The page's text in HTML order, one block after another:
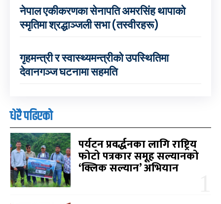
नेपाल एकीकरणका सेनापति अमरसिंह थापाको
स्मृतिमा श्रद्धाञ्जली सभा (तस्वीरहरू)
गृहमन्त्री र स्वास्थ्यमन्त्रीको उपस्थितिमा
देवानगञ्ज घटनामा सहमति
धेरै पढिएको
पर्यटन प्रवर्द्धनका लागि राष्ट्रिय
फोटो पत्रकार समूह सल्यानको
‘क्लिक सल्यान’ अभियान